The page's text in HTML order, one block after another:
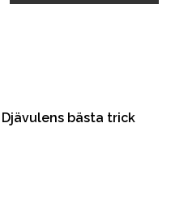
Djävulens bästa trick